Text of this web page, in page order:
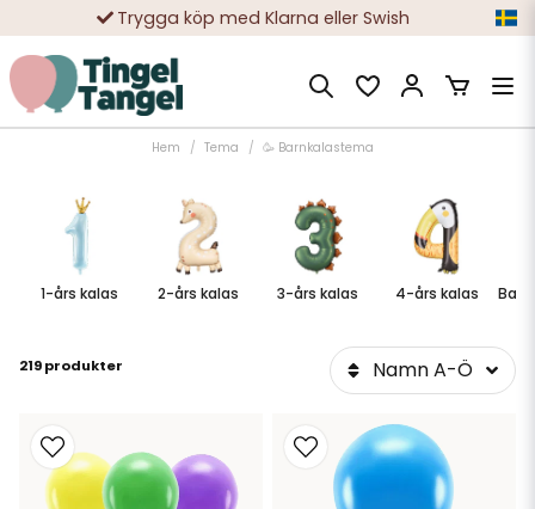
10 000-tals nöjda kunder
Hem Tema 🥳 Barnkalastema
1-års kalas 2-års kalas 3-års kalas 4-års kalas
219 produkter Namn A-Ö